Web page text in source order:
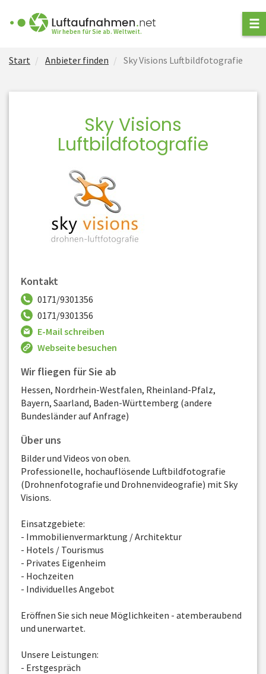
Wir heben für Sie ab. Weltweit.
Start Anbieter finden Sky Visions Luftbildfotografie
Sky Visions
Luftbildfotografie
Kontakt
0171/9301356
0171/9301356
E-Mail schreiben
Webseite besuchen
Wir fliegen für Sie ab
Hessen, Nordrhein-Westfalen, Rheinland-Pfalz,
Bayern, Saarland, Baden-Württemberg (andere
Bundesländer auf Anfrage)
Über uns
Bilder und Videos von oben.
Professionelle, hochauflösende Luftbildfotografie
(Drohnenfotografie und Drohnenvideografie) mit Sky
Visions.
Einsatzgebiete:
- Immobilienvermarktung / Architektur
- Hotels / Tourismus
- Privates Eigenheim
- Hochzeiten
- Individuelles Angebot
Eröffnen Sie sich neue Möglichkeiten - atemberaubend
und unerwartet.
Unsere Leistungen:
- Erstgespräch
ANFRAGE STELLEN
ANBIETER FINDEN
ARTEN VON